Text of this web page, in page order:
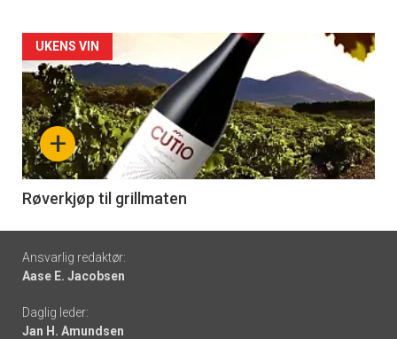
Forsiden
akkurat
nå
-
6
+
UKENS VIN
Røverkjøp til grillmaten
Footer
-
links
Ansvarlig redaktør:
Aase E. Jacobsen
Daglig leder:
Jan H. Amundsen